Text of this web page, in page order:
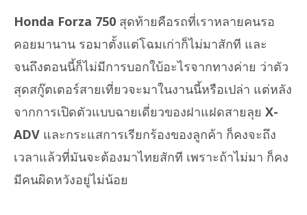
Honda Forza 750 สุดท้ายคือรถที่เราหลายคนรอ
คอยมานาน รอมาตั้งแต่โฉมเก่าก็ไม่มาสักที และ
จนถึงตอนนี้ก็ไม่มีการบอกใบ้อะไรจากทางค่าย ว่าตัว
สุดสกู๊ตเตอร์สายเที่ยวจะมาในงานนี้หรือเปล่า แต่หลัง
จากการเปิดตัวแบบฉายเดี่ยวของฝาแฝดสายลุย X-
ADV และกระแสการเรียกร้องของลูกค้า ก็คงจะถึง
เวลาแล้วที่มันจะต้องมาไทยสักที เพราะถ้าไม่มา ก็คง
มีคนผิดหวังอยู่ไม่น้อย